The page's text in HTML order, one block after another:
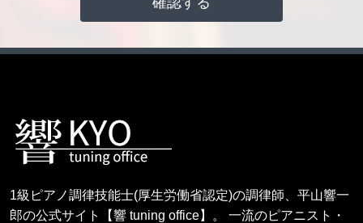
1級ピアノ調律技能士(厚生労働省認定)の調律師、平山響一
郎の公式サイト【響 tuning office】。 一流のピアニスト・